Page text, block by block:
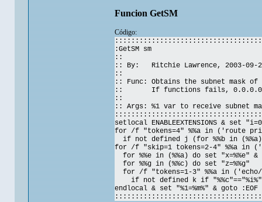
Funcion GetSM
Código:
:GetSM sm
::
:: By: Ritchie Lawrence, 2003-09-
::
:: Func: Obtains the subnet mask of
:: If functions fails, 0.0.0.0
::
:: Args: %1 var to receive subnet
setlocal ENABLEEXTENSIONS &
for /f "tokens=4" %%a in ('route
if not defined j (for %%b in
for /f "skip=1 tokens=2-4" %%a
for %%e in (%%a) do set "x=%%e"
for %%g in (%%c) do set "z=%%g"
for /f "tokens=1-3" %%a in ('echo/
if not defined k if "%%c"=="%i%" if
endlocal & set "%1=%m%" & goto :EOF